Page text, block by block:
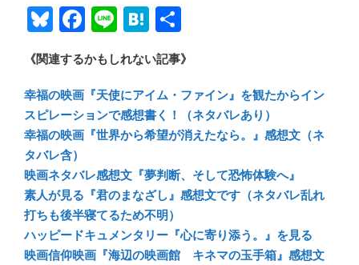
Bl
u
e
sk
y
F
ac
e
b
o
ok
Li
n
e
H
at
e
n
a
有
《関連するかもしれない記事》
幸福の映画『天使にアイム・ファイン』を観たからイン
スピレーションで感想書く！（ネタバレあり）
幸福の映画『世界から希望が消えたなら。』感想文（ネ
タバレ含）
映画ネタバレ感想文『夢判断、そして恐怖体験へ』
素人が見る『君のまなざし』感想文です（ネタバレ乱れ
打ちも後半寝てるため不明）
ハッピードキュメンタリー『心に寄り添う。』を見る
映画信仰映画『海辺の映画館 キネマの玉手箱』感想文